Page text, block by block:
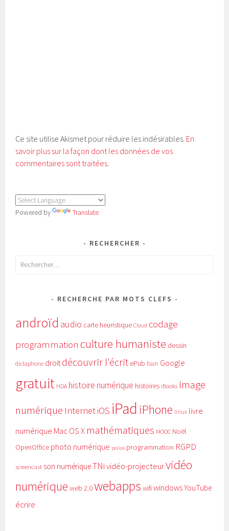
Ce site utilise Akismet pour réduire les indésirables. En
savoir plus sur la façon dont les données de vos
commentaires sont traitées.
Powered by Translate
RECHERCHER
Rechercher :
RECHERCHE PAR MOTS CLEFS
androïd audio carte heuristique Cloud codage
programmation culture humaniste dessin
dictaphone droit découvrir l'écrit ePub flash Google
gratuit HDA histoire numérique histoires iBooks image
numérique InternetiOS iPad iPhone linux livre
numérique Mac OS X mathématiques MOOC Noël
OpenOffice photo numérique police programmation RGPD
screencast son numériqueTNi vidéo-projecteurvidéo
numérique web 2.0webapps wifi windowsYouTube
écrire